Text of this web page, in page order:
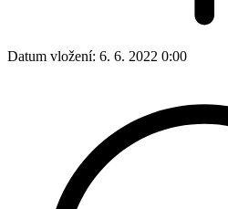
Datum vložení: 6. 6. 2022 0:00